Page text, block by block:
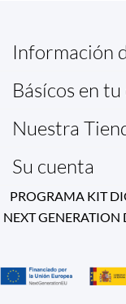
Información
Básícos en
Nuestra
Su cuenta
PROGRAMA KIT
NEXT